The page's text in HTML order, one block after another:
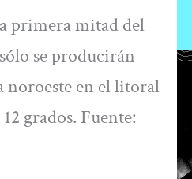
primera mitad del
se producirán
noroeste en el litoral
grados. Fuente: